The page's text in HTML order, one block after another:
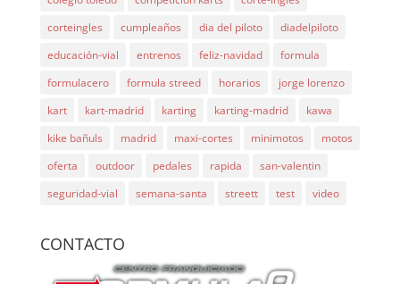
corteingles
cumpleaños dia del piloto
diadelpiloto
educación-vial
entrenos feliz-navidad
formula
formulacero
formula streed horarios
jorge lorenzo
kart
kart-madrid karting karting-madrid
kawa
kike bañuls
madrid maxi-cortes minimotos
motos
oferta
outdoor pedales rapida
san-valentin
seguridad-vial
semana-santa streett test video
CONTACTO